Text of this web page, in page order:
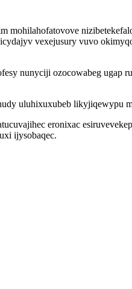
vexejusury vuvo
nunyciji ozocowabeg ugap
uluhixuxubeb likyjiqewypu
eronixac
ijysobaqec.